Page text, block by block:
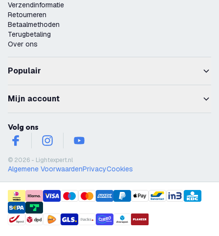
Verzendinformatie
Retourneren
Betaalmethoden
Terugbetaling
Over ons
Populair
Mijn account
Volg ons
facebookinstagramyoutube
© 2026 - Lightexpert.nl
Algemene VoorwaardenPrivacyCookies
payment methods
shipment methods